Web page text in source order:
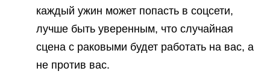
каждый ужин может попасть в соцсети,
лучше быть уверенным, что случайная
сцена с раковыми будет работать на вас, а
не против вас.